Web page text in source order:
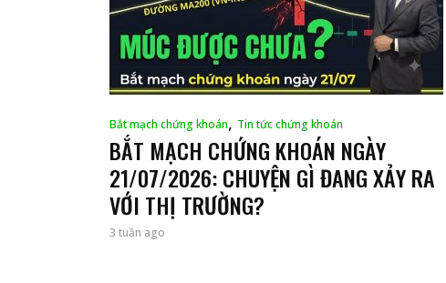
Bắt mạch chứng khoán, Tin tức chứng khoán
BẮT MẠCH CHỨNG KHOÁN NGÀY
21/07/2026: CHUYỆN GÌ ĐANG XẢY RA
VỚI THỊ TRƯỜNG?
3 tuần ago